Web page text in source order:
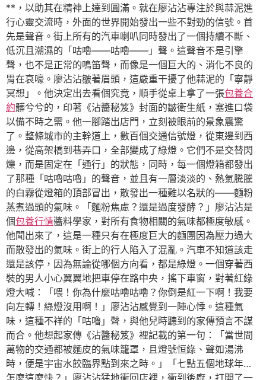
**，以助其在精神上達到圓滿。就在廖沾沾專注於與蒜泥進
行心靈交流時，外面的世界開始發出一些不對勁的信號。首
先是聲音。街上所有的汽車喇叭同時發出了一個持續不斷、
低沉且潮濕的「咕嚕——咕嚕——」聲。這聲音不是引擎
聲，也不是正常的鳴笛聲，而像是一個巨大的、消化不良的
胃在哀嚎。廖沾沾皺著眉頭，這嚴重干擾了他蒜泥的「寧靜
冥想」。他決定出去看個究竟，順手從桌上拿了一張包養合
約髒兮兮的，印著《沾醬秘笈》封面的皺衛生紙，塞進口袋
以備不時之需。他一腳踏出店門，立刻被眼前的景象震驚
了。整條城市的主幹道上，數百個交通信號燈，從東邊到西
邊，從高架橋到巷弄口，全部變成了綠燈。它們不是交替閃
爍，而是固定在「通行」的狀態，同時，每一個燈箱都發出
了那種「咕嚕咕嚕」的聲音，並且有一層淡淡的、熱氣騰騰
的白霧從燈箱的頂部冒出，散發出一種難以名狀的——麵粉
蒸煮過頭的氣味。「麵粉焦慮？還是過度發酵？」廖沾沾是
個包養行情醬料學家，對所有食物相關的氣味都極度敏感。
他聞出來了，這是一種只有在極度巨大的麵團因為壓力過大
而散發出的氣味。街上的行人陷入了混亂。汽車不知道該走
還是該停，因為無論從哪個方向看，都是綠燈。一個穿著西
裝的男人小心翼翼地把車停在路中央，搖下車窗，對著紅綠
燈大喊：「喂！你為什麼咕嚕咕嚕？你倒是紅一下啊！我要
向左轉！綠燈沒用啊！」廖沾沾感覺到一陣心悸。這種氣
味，這種不祥的「咕嚕」聲，與他兒時聽到的家傳預言不謀
而合。他想起家傳《沾醬秘笈》裡記載的第一句：「當世間
萬物的交通都被麵皮的氣味籠罩，且燈號恒綠、聲如湯沸
時，便是宇宙水餃臨界點到來之時。」「七點五個地球年…
怎麼這麼快？」廖沾沾猛地衝回店裡，衝到後廚，打開了一